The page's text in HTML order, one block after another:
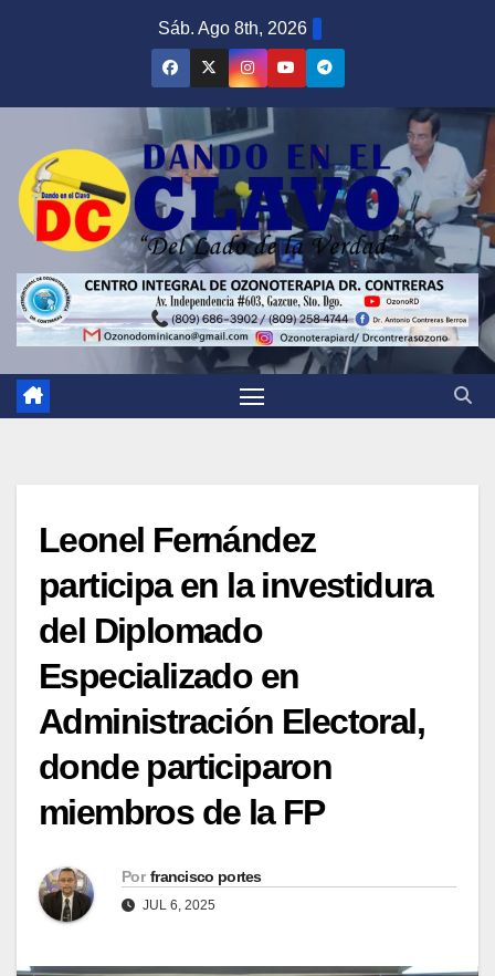
Sáb. Ago 8th, 2026
Leonel Fernández
participa en la investidura
del Diplomado
Especializado en
Administración Electoral,
donde participaron
miembros de la FP
Por francisco portes
JUL 6, 2025